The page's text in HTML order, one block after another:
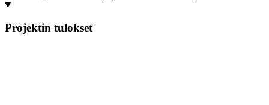
Projektin tulokset